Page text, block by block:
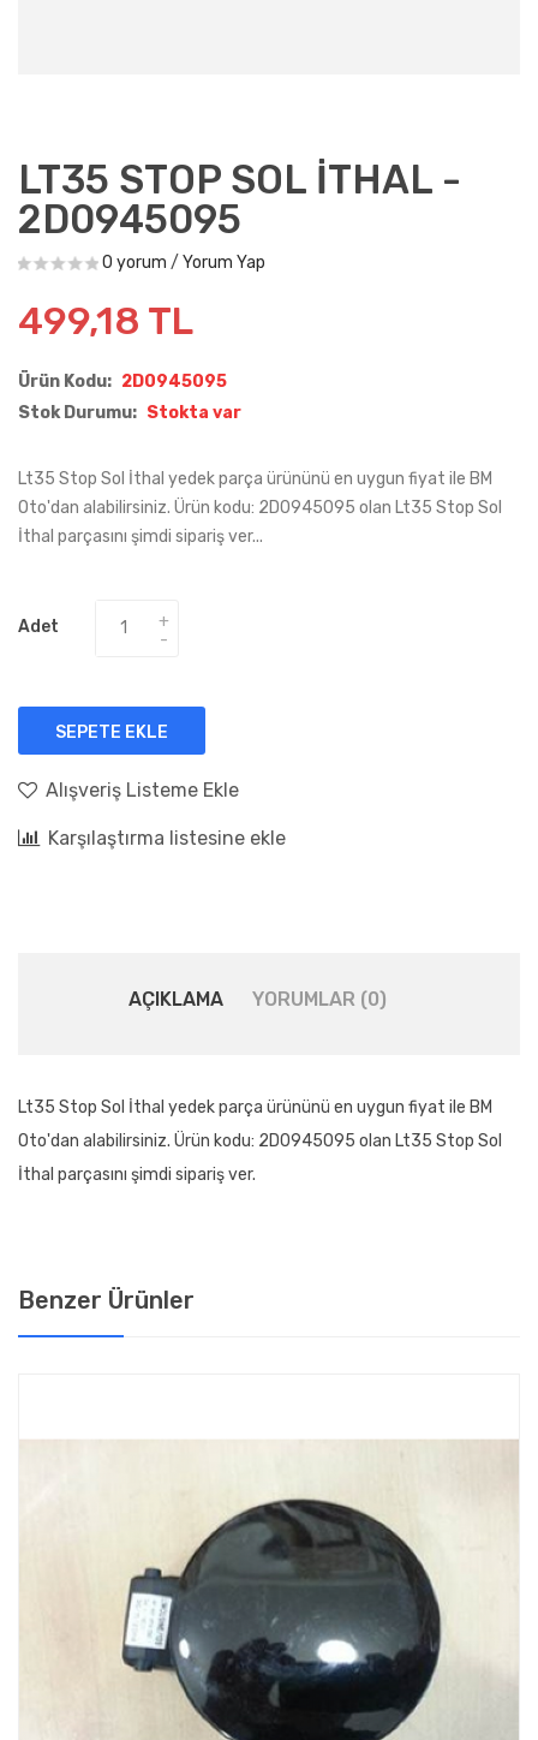
LT35 STOP SOL İTHAL -
2D0945095
0 yorum / Yorum Yap
499,18 TL
Ürün Kodu: 2D0945095
Stok Durumu: Stokta var
Lt35 Stop Sol İthal yedek parça ürününü en uygun fiyat ile BM
Oto'dan alabilirsiniz. Ürün kodu: 2D0945095 olan Lt35 Stop Sol
İthal parçasını şimdi sipariş ver...
Adet
SEPETE EKLE
Alışveriş Listeme Ekle
Karşılaştırma listesine ekle
AÇIKLAMA YORUMLAR (0)
Lt35 Stop Sol İthal yedek parça ürününü en uygun fiyat ile BM
Oto'dan alabilirsiniz. Ürün kodu: 2D0945095 olan Lt35 Stop Sol
İthal parçasını şimdi sipariş ver.
Benzer Ürünler